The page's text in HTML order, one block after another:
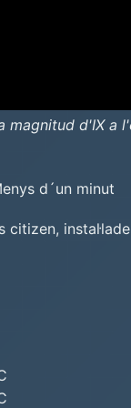
magnitud d'IX a
d´un minut